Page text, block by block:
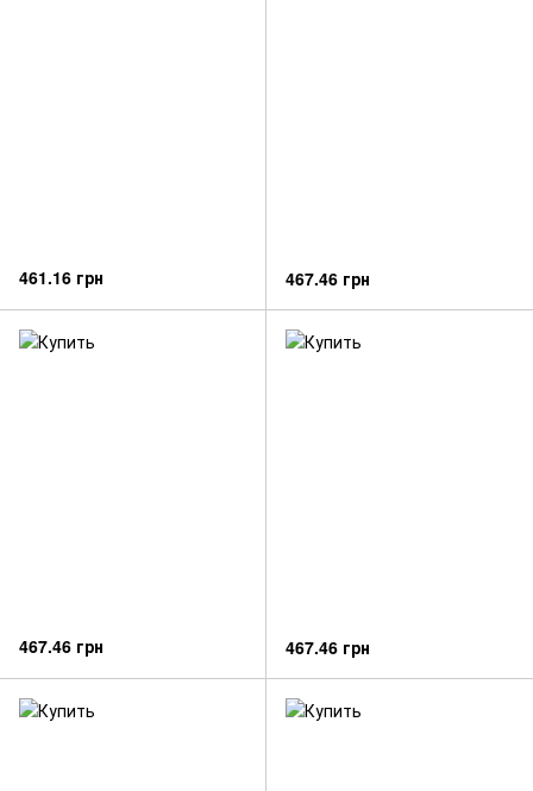
461.16 грн 467.46 грн
467.46 грн 467.46 грн